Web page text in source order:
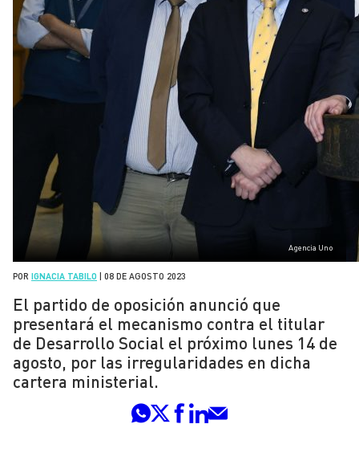
Agencia Uno
POR IGNACIA TABILO 08 DE AGOSTO 2023
El partido de oposición anunció que
presentará el mecanismo contra el titular
de Desarrollo Social el próximo lunes 14 de
agosto, por las irregularidades en dicha
cartera ministerial.